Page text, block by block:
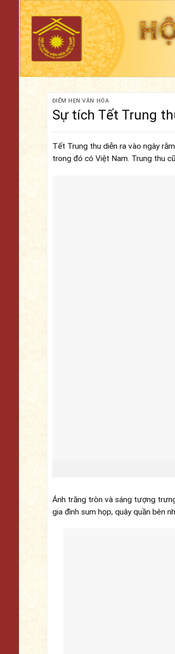
Skip
to
content
ĐIỂM HẸN VĂN HÓA
Sự tích Tết Trung
Tết Trung thu diễn ra vào ngày
trong đó có Việt Nam. Trung thu
Ánh trăng tròn và sáng tượng
gia đình sum họp, quây quần bên